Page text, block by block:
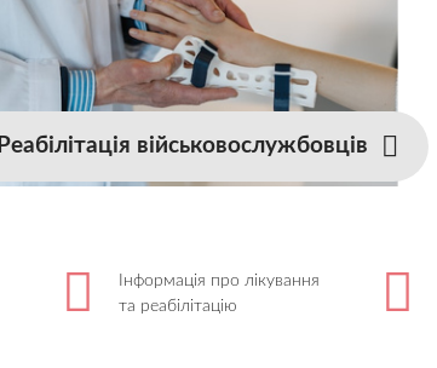
Реабілітація військовослужбовців
Інформація про лікування
та реабілітацію